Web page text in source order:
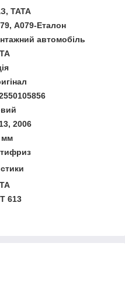
TATA
А079-Еталон
автомобіль
2006
мм
613